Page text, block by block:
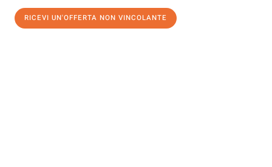
RICEVI UN'OFFERTA NON VINCOLANTE